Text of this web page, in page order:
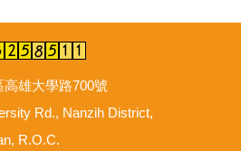
雄大學路700號
Rd., Nanzih District,
R.O.C.